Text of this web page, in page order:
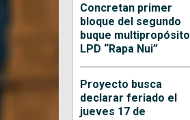
Concretan primer
bloque del segundo
buque multipropósito
LPD “Rapa Nui”
Proyecto busca
declarar feriado el
jueves 17 de